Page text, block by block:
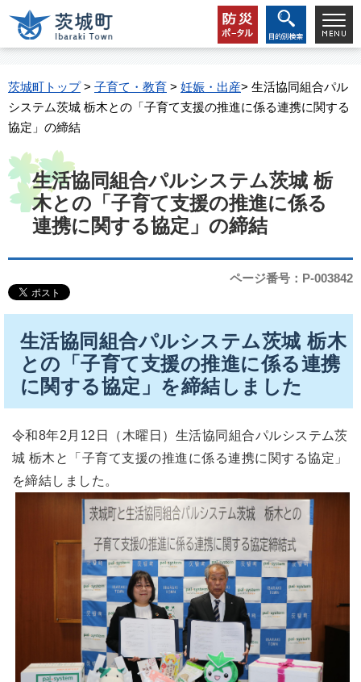
茨城町トップ> 子育て・教育 > 妊娠・出産> 生活協同組合パル
システム茨城 栃木との「子育て支援の推進に係る連携に関する
協定」の締結
生活協同組合パルシステム茨城 栃
木との「子育て支援の推進に係る
連携に関する協定」の締結
ページ番号：P-003842
生活協同組合パルシステム茨城 栃木
との「子育て支援の推進に係る連携
に関する協定」を締結しました
令和8年2月12日（木曜日）生活協同組合パルシステム茨
城 栃木と「子育て支援の推進に係る連携に関する協定」
を締結しました。